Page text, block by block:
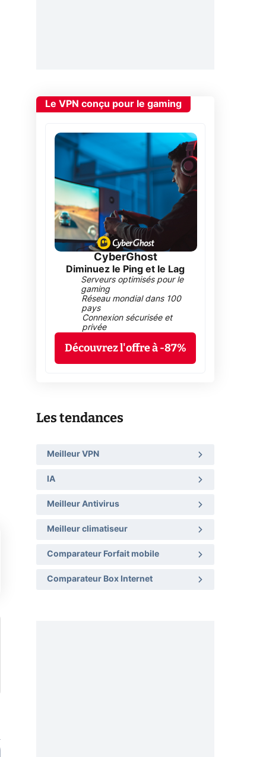
Le VPN conçu pour le gaming
CyberGhost
Diminuez le Ping et le Lag
Serveurs optimisés pour le
gaming
Réseau mondial dans 100
pays
Connexion sécurisée et
privée
Découvrez l'offre à -87%
Les tendances
Meilleur VPN
IA
Meilleur Antivirus
Meilleur climatiseur
Comparateur Forfait mobile
Comparateur Box Internet